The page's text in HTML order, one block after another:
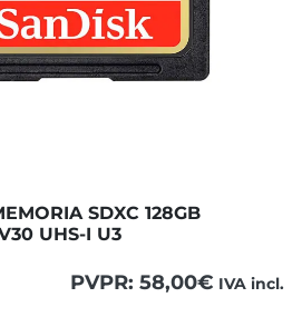
SDXC 128GB
UHS-I U3
PVPR: 58,00€ IVA incl.